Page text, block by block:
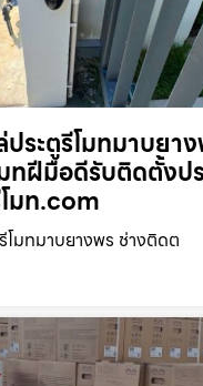
ประตูรีโมทมาบยา
ทฝีมือดีรับติดตั้งป
มท.com
โมทมาบยางพร ช่างติดต